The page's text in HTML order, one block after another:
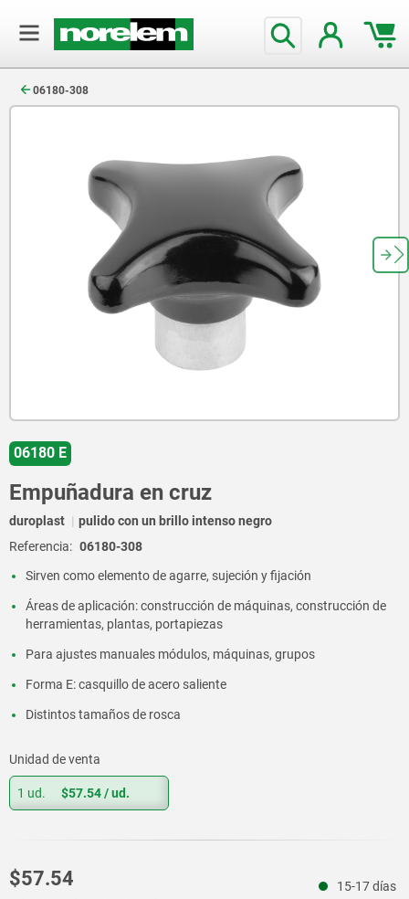
06180-308
06180 E
Empuñadura en cruz
duroplast
pulido con un brillo intenso negro
Referencia: 06180-308
Sirven como elemento de agarre, sujeción y fijación
Áreas de aplicación: construcción de máquinas, construcción de
herramientas, plantas, portapiezas
Para ajustes manuales módulos, máquinas, grupos
Forma E: casquillo de acero saliente
Distintos tamaños de rosca
Unidad de venta
1 ud. $57.54/ ud.
$57.54 15-17 días